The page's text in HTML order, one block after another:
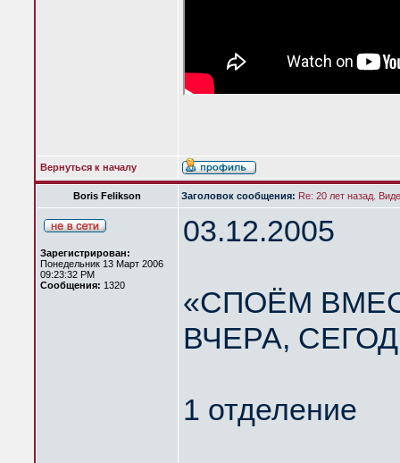
Вернуться к началу
Boris Felikson Заголовок сообщения: Re: 20 лет назад.
Зарегистрирован:
Понедельник 13 Март 2006
09:23:32 PM
Сообщения: 1320
03.12.2005
«СПОЁМ
ВЧЕРА,
1 отделение